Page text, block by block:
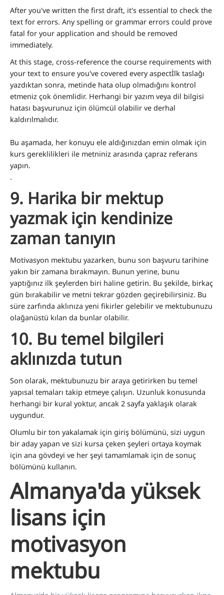
After you've written the first draft, it's essential to check the
text for errors. Any spelling or grammar errors could prove
fatal for your application and should be removed
immediately.
At this stage, cross-reference the course requirements with
your text to ensure you've covered every aspectİlk taslağı
yazdıktan sonra, metinde hata olup olmadığını kontrol
etmeniz çok önemlidir. Herhangi bir yazım veya dil bilgisi
hatası başvurunuz için ölümcül olabilir ve derhal
kaldırılmalıdır.
Bu aşamada, her konuyu ele aldığınızdan emin olmak için
kurs gereklilikleri ile metniniz arasında çapraz referans
yapın.
.
9. Harika bir mektup
yazmak için kendinize
zaman tanıyın
Motivasyon mektubu yazarken, bunu son başvuru tarihine
yakın bir zamana bırakmayın. Bunun yerine, bunu
yaptığınız ilk şeylerden biri haline getirin. Bu şekilde, birkaç
gün bırakabilir ve metni tekrar gözden geçirebilirsiniz. Bu
süre zarfında aklınıza yeni fikirler gelebilir ve mektubunuzu
olağanüstü kılan da bunlar olabilir.
10. Bu temel bilgileri
aklınızda tutun
Son olarak, mektubunuzu bir araya getirirken bu temel
yapısal temaları takip etmeye çalışın. Uzunluk konusunda
herhangi bir kural yoktur, ancak 2 sayfa yaklaşık olarak
uygundur.
Olumlu bir ton yakalamak için giriş bölümünü, sizi uygun
bir aday yapan ve sizi kursa çeken şeyleri ortaya koymak
için ana gövdeyi ve her şeyi tamamlamak için de sonuç
bölümünü kullanın.
Almanya'da yüksek
lisans için
motivasyon
mektubu